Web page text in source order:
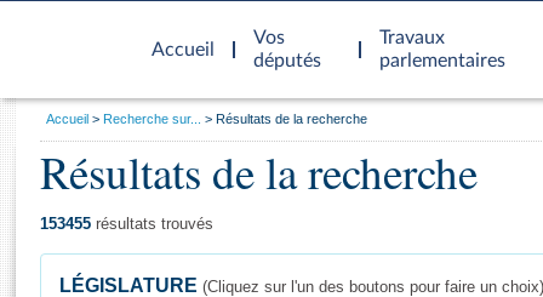
Accueil
d'accueil
Vos
députés
Travaux
parlementaires
Général
Vous
Accueil Recherche sur... Résultats de la recherche
Résultats de la recherche
153455 résultats trouvés
LÉGISLATURE (Cliquez sur l'un des boutons pour faire un choix)